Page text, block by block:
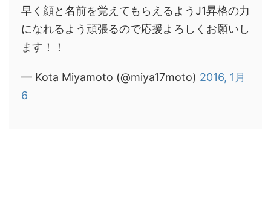
早く顔と名前を覚えてもらえるようJ1昇格の力
になれるよう頑張るので応援よろしくお願いし
ます！！
— Kota Miyamoto (@miya17moto) 2016, 1月
6